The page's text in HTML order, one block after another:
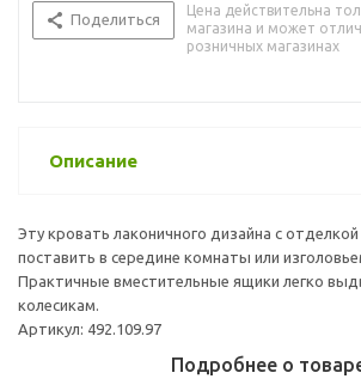
Поделиться
Цена действительна
магазина и может
розничных магазинах
Описание
Эту кровать лаконичного дизайна с
поставить в середине комнаты или
Практичные вместительные ящики легко
колесикам.
Артикул: 492.109.97
Подробнее о